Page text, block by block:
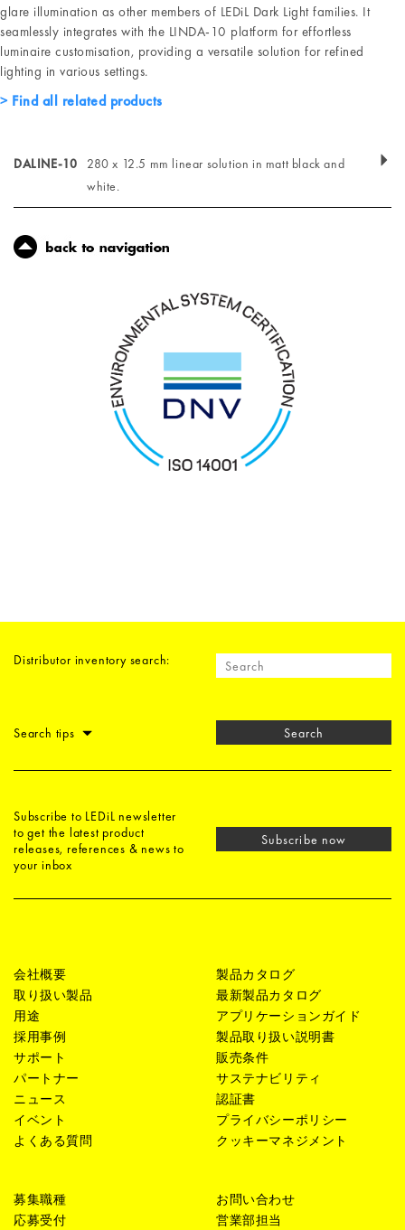
glare illumination as other members of LEDiL Dark Light families. It
seamlessly integrates with the LINDA-10 platform for effortless
luminaire customisation, providing a versatile solution for refined
lighting in various settings.
Find all related products
DALINE-10
280 x 12.5 mm linear solution in matt black and
white.
Distributor inventory search:
Search tips Search
Subscribe to LEDiL newsletter
to get the latest product
releases, references & news to
your inbox
Subscribe now
会社概要
取り扱い製品
用途
採用事例
サポート
パートナー
ニュース
イベント
よくある質問
製品カタログ
最新製品カタログ
アプリケーションガイド
製品取り扱い説明書
販売条件
サステナビリティ
認証書
プライバシーポリシー
クッキーマネジメント
募集職種
応募受付
お問い合わせ
営業部担当